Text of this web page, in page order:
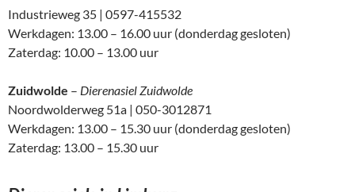
Industrieweg 35 | 0597-415532
Werkdagen: 13.00 – 16.00 uur (donderdag gesloten)
Zaterdag: 10.00 – 13.00 uur
Zuidwolde – Dierenasiel Zuidwolde
Noordwolderweg 51a | 050-3012871
Werkdagen: 13.00 – 15.30 uur (donderdag gesloten)
Zaterdag: 13.00 – 15.30 uur